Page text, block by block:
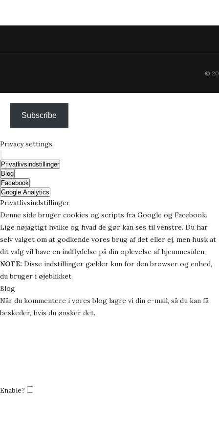
©
Subscribe
Privacy settings
Privatlivsindstillinger
Blog
Facebook
Google Analytics
Privatlivsindstillinger
Denne side bruger cookies og scripts fra Google og Facebook.
Lige nøjagtigt hvilke og hvad de gør kan ses til venstre. Du har
selv valget om at godkende vores brug af det eller ej, men husk at
dit valg vil have en indflydelse på din oplevelse af hjemmesiden.
NOTE: Disse indstillinger gælder kun for den browser og enhed,
du bruger i øjeblikket.
Blog
Når du kommentere i vores blog lagre vi din e-mail, så du kan få
beskeder, hvis du ønsker det.
Enable?